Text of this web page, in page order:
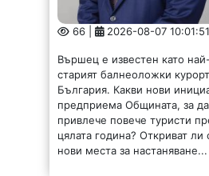
66 | 2026-08-07 10:01:51
Вършец е известен като най-
старият балнеоложки
България. Какви нови
предприема Общината, за да
привлече повече туристи
цялата година? Откриват ли
нови места за настаняване...